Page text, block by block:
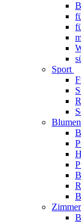
Sport
Zimmer